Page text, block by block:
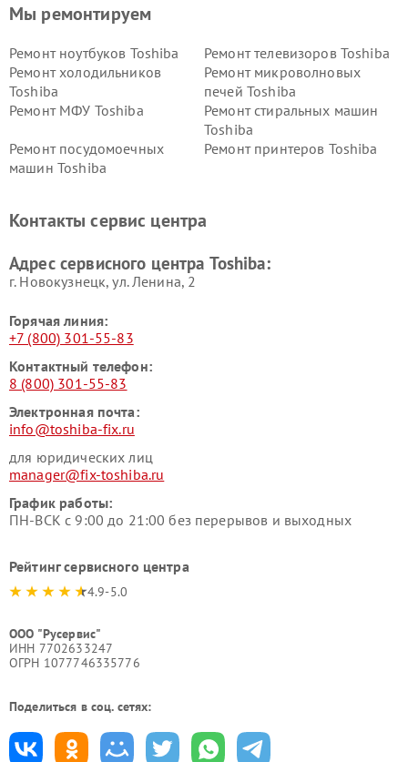
Мы ремонтируем
Ремонт ноутбуков Toshiba
Ремонт телевизоров Toshiba
Ремонт холодильников
Toshiba
Ремонт микроволновых
печей Toshiba
Ремонт МФУ Toshiba
Ремонт стиральных машин
Toshiba
Ремонт посудомоечных
машин Toshiba
Ремонт принтеров Toshiba
Контакты сервис центра
Адрес сервисного центра Toshiba:
г. Новокузнецк, ул. Ленина, 2
Горячая линия:
+7 (800) 301-55-83
Контактный телефон:
8 (800) 301-55-83
Электронная почта:
info@toshiba-fix.ru
для юридических лиц
manager@fix-toshiba.ru
График работы:
ПН-ВСК с 9:00 до 21:00 без перерывов и выходных
Рейтинг сервисного центра
4.9-5.0
ООО "Русервис"
ИНН 7702633247
ОГРН 1077746335776
Поделиться в соц. сетях: